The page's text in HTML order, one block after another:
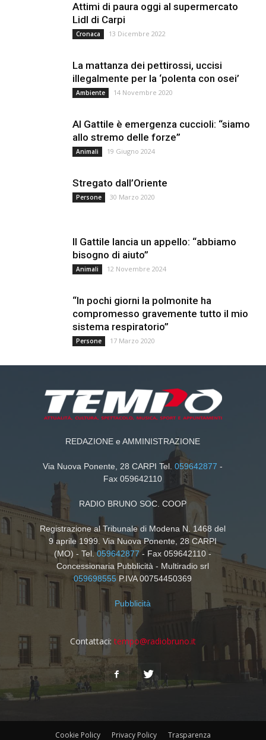
Attimi di paura oggi al supermercato
Lidl di Carpi
Cronaca 13 Dicembre 2022
La mattanza dei pettirossi, uccisi
illegalmente per la ‘polenta con osei’
Ambiente 14 Novembre 2020
Al Gattile è emergenza cuccioli: “siamo
allo stremo delle forze”
Animali 19 Giugno 2024
Stregato dall’Oriente
Persone 30 Marzo 2020
Il Gattile lancia un appello: “abbiamo
bisogno di aiuto”
Animali 12 Novembre 2024
“In pochi giorni la polmonite ha
compromesso gravemente tutto il mio
sistema respiratorio”
Persone 17 Marzo 2020
REDAZIONE e AMMINISTRAZIONE
Via Nuova Ponente, 28 CARPI Tel.059642877 -
Fax 059642110
RADIO BRUNO SOC. COOP
Registrazione al Tribunale di Modena N. 1468 del
9 aprile 1999. Via Nuova Ponente, 28 CARPI
(MO) - Tel.059642877- Fax 059642110 -
Concessionaria Pubblicità - Multiradio srl
059698555 P.IVA 00754450369
Pubblicità
Contattaci: tempo@radiobruno.it
Cookie Policy Privacy Policy Trasparenza